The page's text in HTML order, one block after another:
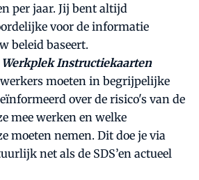
per jaar. Jij bent altijd
voor de informatie
beleid baseert.
Instructiekaarten
moeten in begrijpelijke
over de risico's van de
mee werken en welke
moeten nemen. Dit doe je via
net als de SDS’en actueel